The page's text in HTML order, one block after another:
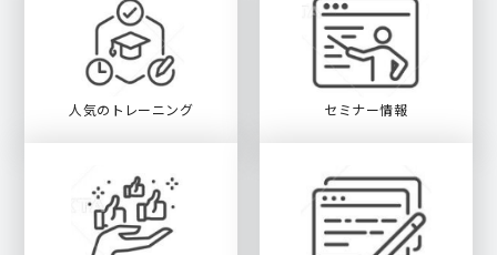
人気のトレーニング セミナー情報